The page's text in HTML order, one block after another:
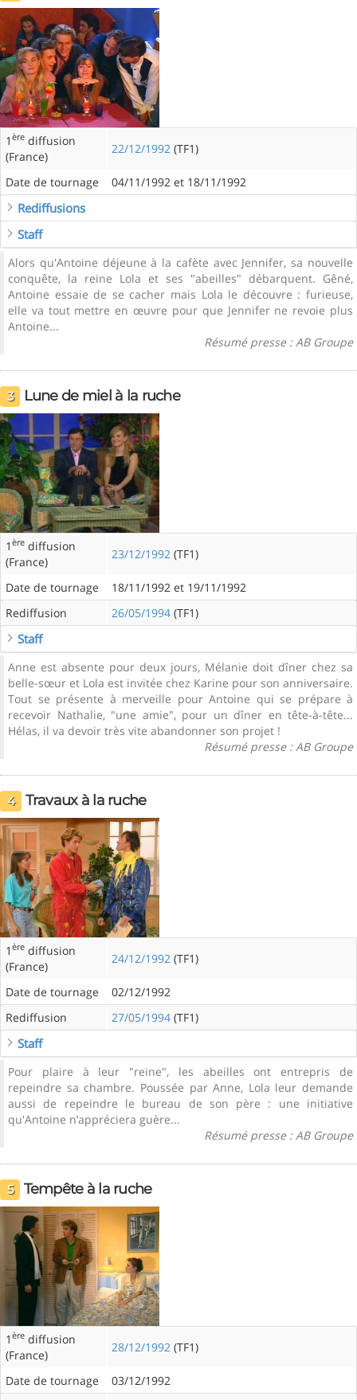
1 ère diffusion
(France)
22/12/1992 (TF1)
Date de tournage 04/11/1992 et 18/11/1992
Rediffusions
Staff
Alors qu'Antoine déjeune à la cafète avec Jennifer, sa nouvelle
conquête, la reine Lola et ses "abeilles" débarquent. Gêné,
Antoine essaie de se cacher mais Lola le découvre : furieuse,
elle va tout mettre en œuvre pour que Jennifer ne revoie plus
Antoine...
Résumé presse : AB Groupe
3 Lune de miel à la ruche
1 ère diffusion
(France)
23/12/1992 (TF1)
Date de tournage
18/11/1992 et 19/11/1992
Rediffusion
26/05/1994 (TF1)
Staff
Anne est absente pour deux jours, Mélanie doit dîner chez sa
belle-sœur et Lola est invitée chez Karine pour son anniversaire.
Tout se présente à merveille pour Antoine qui se prépare à
recevoir Nathalie, "une amie", pour un dîner en tête-à-tête...
Hélas, il va devoir très vite abandonner son projet !
Résumé presse : AB Groupe
4 Travaux à la ruche
1 ère diffusion
(France)
24/12/1992 (TF1)
Date de tournage
02/12/1992
Rediffusion
27/05/1994 (TF1)
Staff
Pour plaire à leur "reine", les abeilles ont entrepris de
repeindre sa chambre. Poussée par Anne, Lola leur demande
aussi de repeindre le bureau de son père : une initiative
qu'Antoine n’appréciera guère...
Résumé presse : AB Groupe
5 Tempête à la ruche
1 ère diffusion
(France)
28/12/1992 (TF1)
Date de tournage
03/12/1992